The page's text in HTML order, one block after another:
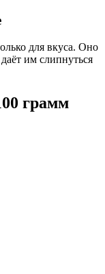
для вкуса. Оно
им слипнуться
грамм